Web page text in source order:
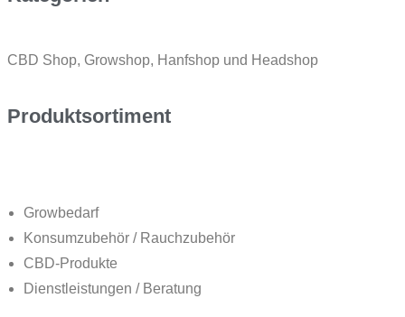
CBD Shop, Growshop, Hanfshop und Headshop
Produktsortiment
Growbedarf
Konsumzubehör / Rauchzubehör
CBD-Produkte
Dienstleistungen / Beratung